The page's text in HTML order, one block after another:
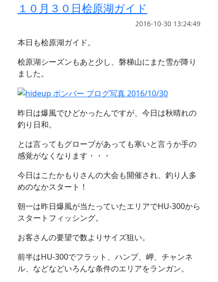
１０月３０日桧原湖ガイド
2016-10-30 13:24:49
本日も桧原湖ガイド。
桧原湖シーズンもあと少し、磐梯山にまた雪が降り
ました。
昨日は爆風でひどかったんですが、今日は秋晴れの
釣り日和。
とは言ってもグローブがあっても寒いと言うか手の
感覚がなくなります・・・
今日はこたかもりさんの大会も開催され、釣り人多
めのなかスタート！
朝一は昨日爆風が当たっていたエリアでHU-300から
スタートフィッシング。
お客さんの要望で数よりサイズ狙い。
前半はHU-300でフラット、ハンプ、岬、チャンネ
ル、などなどいろんな条件のエリアをランガン。